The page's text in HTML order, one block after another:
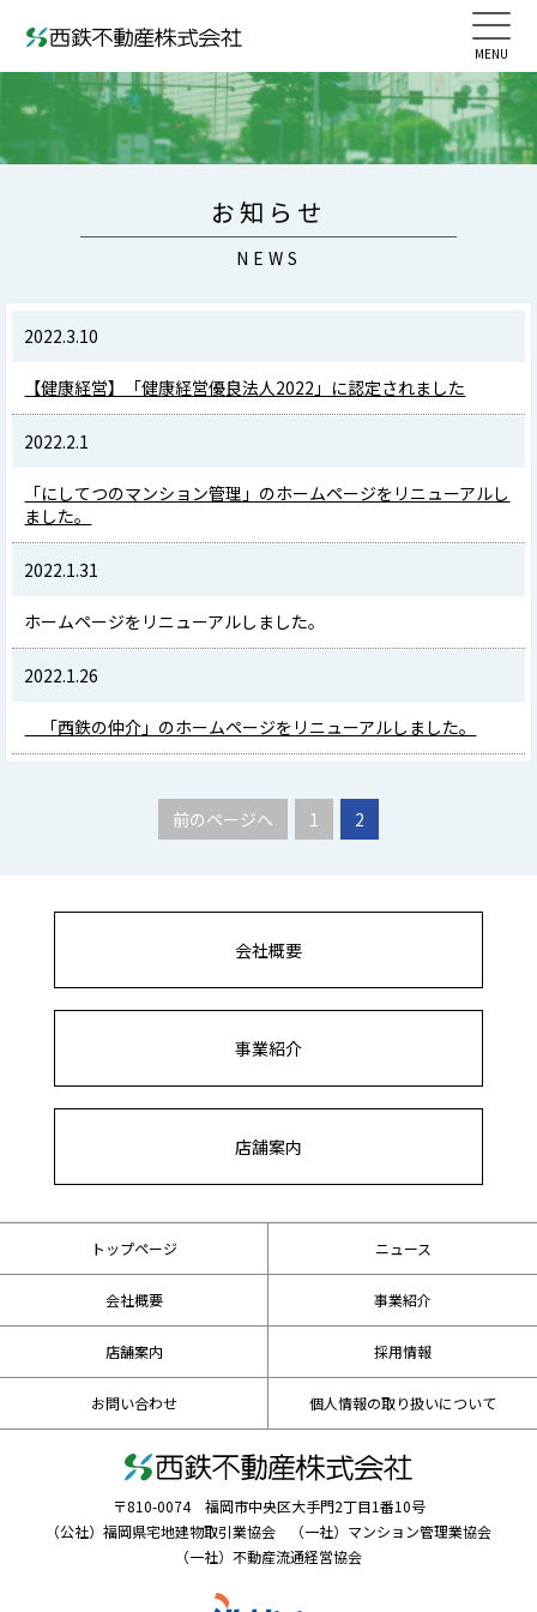
お知らせ
NEWS
2022.3.10
【健康経営】「健康経営優良法人2022」に認定されました
2022.2.1
「にしてつのマンション管理」のホームページをリニューアルし
ました。
2022.1.31
ホームページをリニューアルしました。
2022.1.26
「西鉄の仲介」のホームページをリニューアルしました。
前のページへ 1 2
会社概要
事業紹介
店舗案内
トップページ ニュース
会社概要 事業紹介
店舗案内 採用情報
お問い合わせ 個人情報の取り扱いについて
〒810-0074 福岡市中央区大手門2丁目1番10号
（公社）福岡県宅地建物取引業協会 （一社）マンション管理業協会
（一社）不動産流通経営協会